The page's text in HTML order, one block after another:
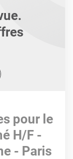
pour le
H/F -
- Paris